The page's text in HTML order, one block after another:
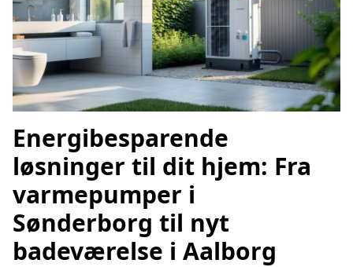
Energibesparende
løsninger til dit hjem: Fra
varmepumper i
Sønderborg til nyt
badeværelse i Aalborg